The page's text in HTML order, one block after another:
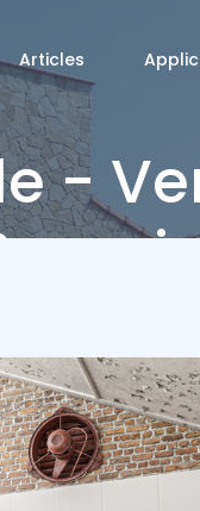
Articles
-